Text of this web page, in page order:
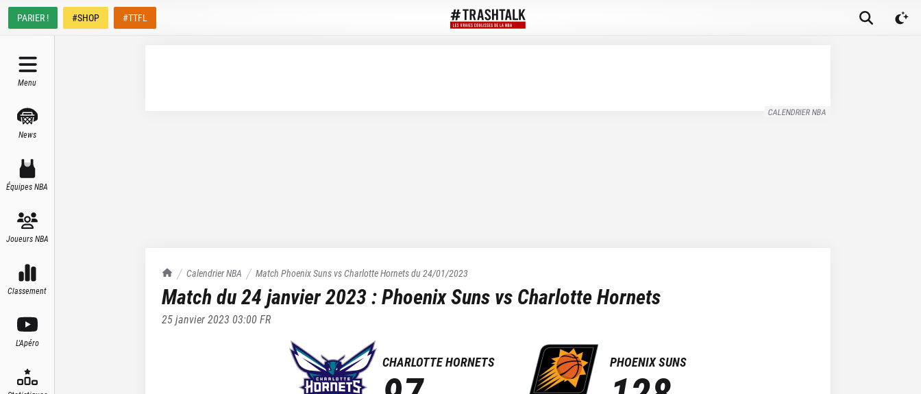
PARIER ! #SHOP #TTFL
Menu
News
Équipes NBA
Joueurs NBA
Classement
L'Apéro
CALENDRIER NBA
TrashTalk Actu NBA
Calendrier NBA Match Phoenix Suns vsCharlotte Hornetsdu24/01/2023
Match du24 janvier 2023:Phoenix Suns vs Charlotte Hornets
25 janvier 2023 03:00FR
CHARLOTTE HORNETS PHOENIX SUNS